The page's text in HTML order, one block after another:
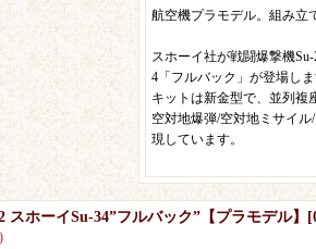
航空機プラモデル。組み立
スホーイ社が戦闘爆撃機
4「フルバック」が登場しま
キットは新金型で、並列複
空対地爆弾/空対地ミサイ
現しています。
スホーイSu-34”フルバック”【プラモデル】 [